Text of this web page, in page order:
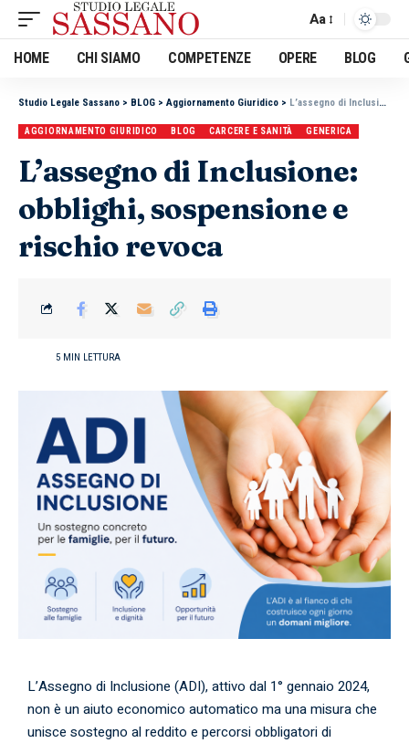
Aa
HOME CHI SIAMO COMPETENZE OPERE BLOG
Studio Legale Sassano > BLOG > Aggiornamento Giuridico > L’assegno di Inclusione: obblighi, sospensione e rischio revoca
AGGIORNAMENTO GIURIDICO BLOG CARCERE E SANITÀ GENERICA
L’assegno di Inclusione:
obblighi, sospensione e
rischio revoca
5 MIN LETTURA
L’Assegno di Inclusione (ADI), attivo dal 1° gennaio 2024,
non è un aiuto economico automatico ma una misura che
unisce sostegno al reddito e percorsi obbligatori di